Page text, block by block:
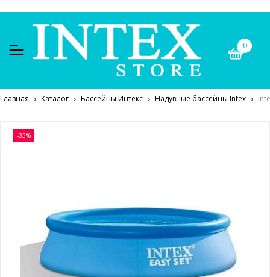
0
Главная Каталог Бассейны Интекс Надувные бассейны Intex
-33%